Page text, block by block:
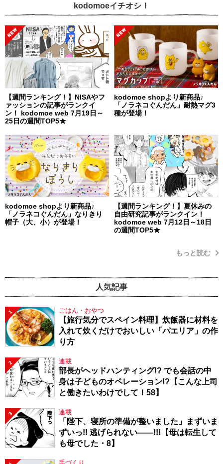
kodomoeイチオシ！
【週間ランキング！】NISAやフ
ァッションの記事がランクイ
ン！ kodomoe web 7月19日～
25日の週間TOP5★
kodomoe shopより新商品♪
「ノラネコぐんだん」耐熱マグ3
種が登場！
kodomoe shopより新商品♪
「ノラネコぐんだん」なりきり
帽子（大、小）が登場！
【週間ランキング！】夏休みの
自由研究記事がランクイン！
kodomoe web 7月12日～18日
の週間TOP5★
もっと読む
人気記事
1 ごはん・おやつ
【旅行気分でスペイン料理】炊飯器に材料を
入れて炊くだけでおいしい「パエリア」の作
り方
2 連載
部長がヘッドハンティング!? でも会話の中
身は子どものオペレーション!?【こんな上司
と働きたいわけでして！58】
3 連載
「陛下、寝所の準備が整いました」まずいま
ずいっ!! 逃げられない――!!!【母は転生して
も母でした・8】